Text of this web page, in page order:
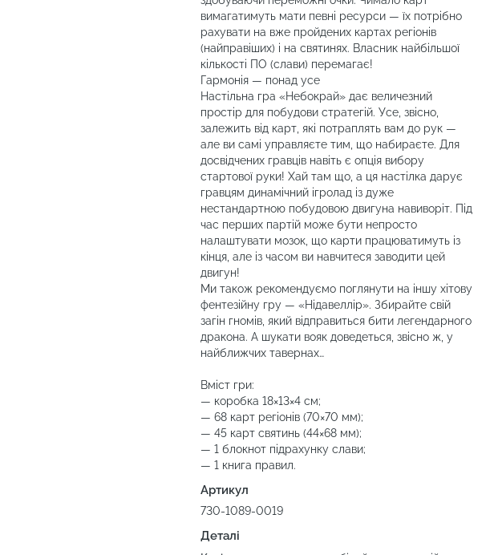
вимагатимуть мати певні ресурси — їх потрібно
рахувати на вже пройдених картах регіонів
(найправіших) і на святинях. Власник найбільшої
кількості ПО (слави) перемагає!
Гармонія — понад усе
Настільна гра «Небокрай» дає величезний
простір для побудови стратегій. Усе, звісно,
залежить від карт, які потраплять вам до рук —
але ви самі управляєте тим, що набираєте. Для
досвідчених гравців навіть є опція вибору
стартової руки! Хай там що, а ця настілка дарує
гравцям динамічний ігролад із дуже
нестандартною побудовою двигуна навиворіт. Під
час перших партій може бути непросто
налаштувати мозок, що карти працюватимуть із
кінця, але із часом ви навчитеся заводити цей
двигун!
Ми також рекомендуємо поглянути на іншу хітову
фентезійну гру — «Нідавеллір». Збирайте свій
загін гномів, який відправиться бити легендарного
дракона. А шукати вояк доведеться, звісно ж, у
найближчих тавернах…
Вміст гри:
— коробка 18×13×4 см;
— 68 карт регіонів (70×70 мм);
— 45 карт святинь (44×68 мм);
— 1 блокнот підрахунку слави;
— 1 книга правил.
Артикул
730-1089-0019
Деталі